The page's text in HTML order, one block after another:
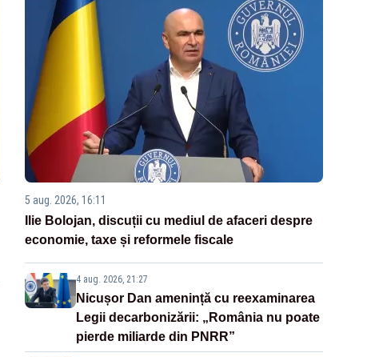
5 aug. 2026, 16:11
Ilie Bolojan, discuții cu mediul de afaceri despre
economie, taxe și reformele fiscale
4 aug. 2026, 21:27
Nicușor Dan amenință cu reexaminarea
Legii decarbonizării: „România nu poate
pierde miliarde din PNRR”